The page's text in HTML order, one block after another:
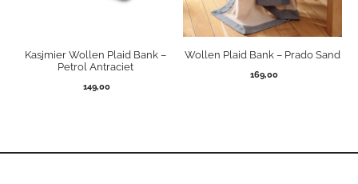
Kasjmier Wollen Plaid Bank –
Petrol Antraciet
149,00
Wollen Plaid Bank – Prado Sand
169,00